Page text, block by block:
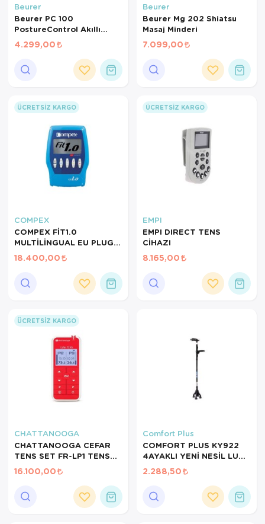
Beurer
Beurer PC 100
PostureControl Akıllı
Duruş Eğitmeni –
Bluetooth Bağlantılı
Postür Düzeltici ve Sırt
Sağlığı Destekleyici
4.299,00
Beurer
Beurer Mg 202 Shiatsu
Masaj Minderi
7.099,00
ÜCRETSIZ KARGO
COMPEX
COMPEX FİT1.0
MULTİLİNGUAL EU PLUG
TENS CİHAZI
18.400,00
ÜCRETSIZ KARGO
EMPI
EMPI DIRECT TENS
CİHAZI
8.165,00
ÜCRETSIZ KARGO
CHATTANOOGA
CHATTANOOGA CEFAR
TENS SET FR-LP1 TENS
CİHAZI
16.100,00
Comfort Plus
COMFORT PLUS KY922
4AYAKLI YENİ NESİL LUX
KATLANIR IŞIKLI BASTON
2.288,50